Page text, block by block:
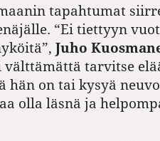
tapahtumat
“Ei tiettyyn
Juho
tarvitse
hän on tai kysyä
olla läsnä ja